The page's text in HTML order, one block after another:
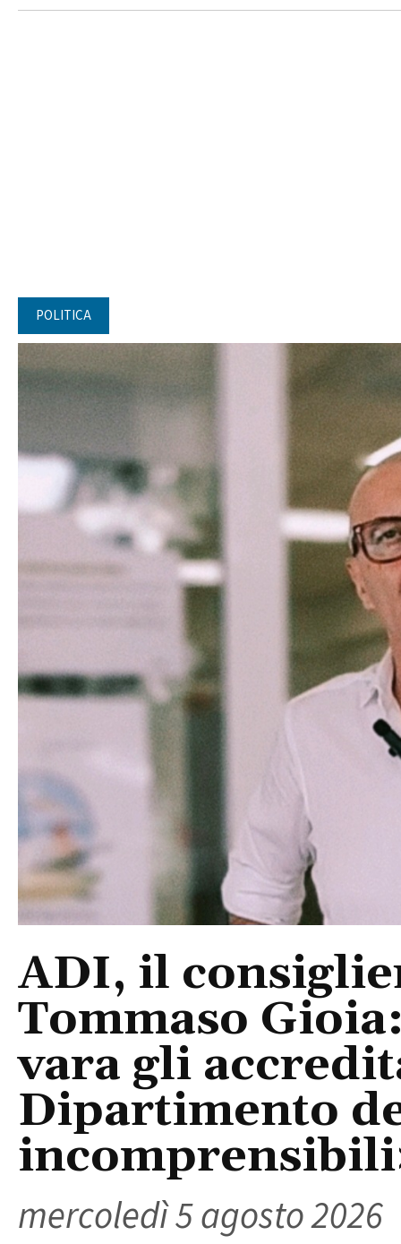
POLITICA
ADI, il
Tommaso
vara gli
Dipartimento
mercoledì 5 agosto 2026